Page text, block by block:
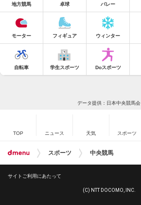
地方競馬 卓球 バレー
モーター フィギュア ウィンター
自転車 学生スポーツ Doスポーツ
データ提供：日本中央競馬会
TOP ニュース 天気 スポーツ
スポーツ 中央競馬
サイトご利用にあたって
(C) NTT DOCOMO, INC.